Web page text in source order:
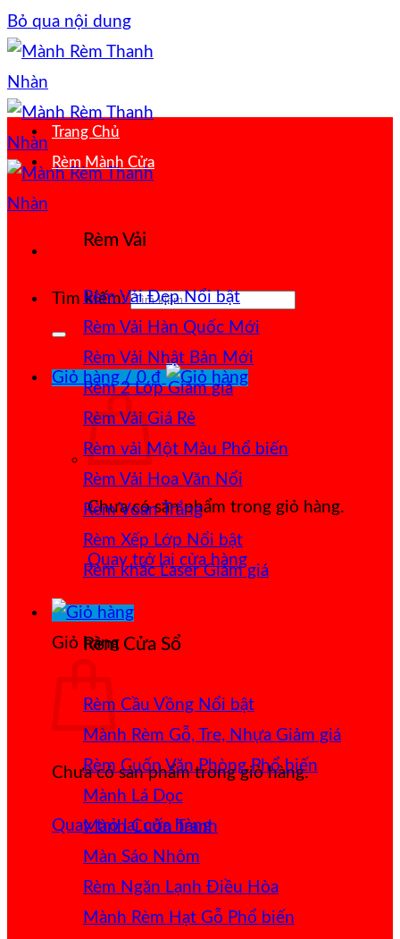
Bỏ qua nội dung
Tìm kiếm:
Giỏ hàng /0₫
Chưa có sản phẩm trong giỏ hàng.
Quay trở lại cửa hàng
Giỏ hàng
Chưa có sản phẩm trong giỏ hàng.
Quay trở lại cửa hàng
Trang Chủ
Rèm Mành Cửa
Rèm Vải
Rèm Vải Đẹp
Rèm Vải Hàn Quốc
Rèm Vải Nhật Bản
Rèm 2 Lớp
Rèm Vải Giá Rẻ
Rèm vải Một Màu
Rèm Vải Hoa Văn Nổi
Rèm Voan Trắng
Rèm Xếp Lớp
Rèm khắc Laser
Rèm Cửa Sổ
Rèm Cầu Vồng
Mành Rèm Gỗ, Tre, Nhựa
Rèm Cuốn Văn Phòng
Mành Lá Dọc
Mành Cuốn Tranh
Màn Sáo Nhôm
Rèm Ngăn Lạnh Điều Hòa
Mành Rèm Hạt Gỗ